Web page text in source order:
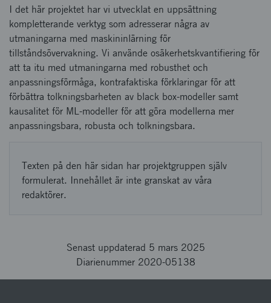
I det här projektet har vi utvecklat en uppsättning
kompletterande verktyg som adresserar några av
utmaningarna med maskininlärning för
tillståndsövervakning. Vi använde osäkerhetskvantifiering för
att ta itu med utmaningarna med robusthet och
anpassningsförmåga, kontrafaktiska förklaringar för att
förbättra tolkningsbarheten av black box-modeller samt
kausalitet för ML-modeller för att göra modellerna mer
anpassningsbara, robusta och tolkningsbara.
Texten på den här sidan har projektgruppen själv
formulerat. Innehållet är inte granskat av våra
redaktörer.
Senast uppdaterad 5 mars 2025
Diarienummer 2020-05138